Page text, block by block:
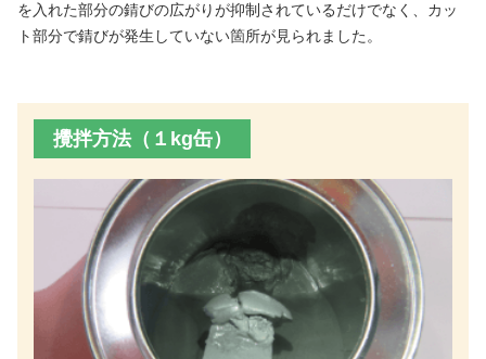
を入れた部分の錆びの広がりが抑制されているだけでなく、カッ
ト部分で錆びが発生していない箇所が見られました。
攪拌方法（１kg缶）